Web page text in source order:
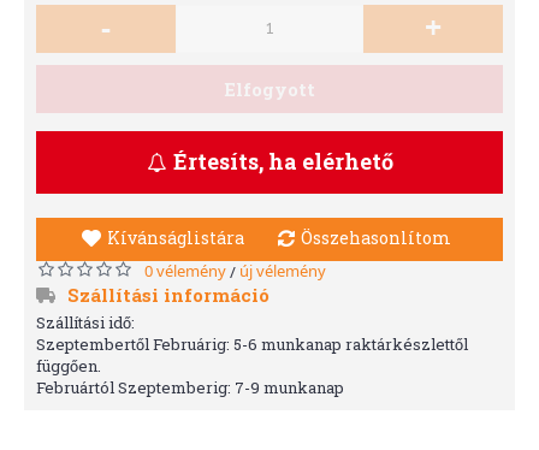
- +
Elfogyott
Értesíts, ha elérhető
Kívánságlistára Összehasonlítom
0 vélemény/ új vélemény
Szállítási információ
Szállítási idő:
Szeptembertől Februárig: 5-6 munkanap raktárkészlettől
függően.
Februártól Szeptemberig: 7-9 munkanap